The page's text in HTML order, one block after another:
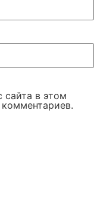
сайта в этом